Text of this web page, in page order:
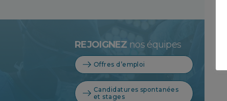
REJOIGNEZ nos équipes
Offres d’emploi
Candidatures spontanées
et stages